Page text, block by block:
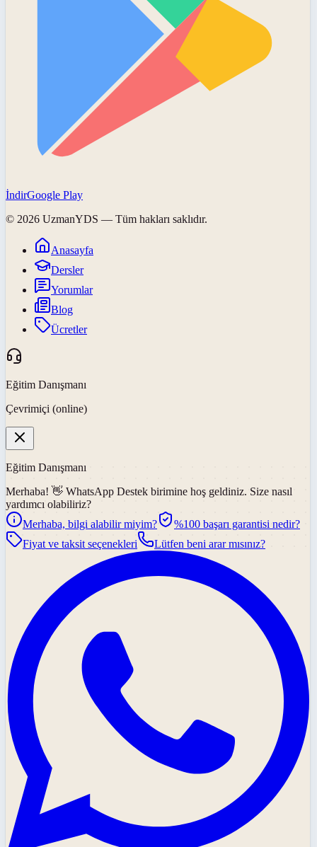
İndirGoogle Play
© 2026 UzmanYDS — Tüm hakları saklıdır.
Anasayfa
Dersler
Yorumlar
Blog
Ücretler
Eğitim Danışmanı
Çevrimiçi (online)
Eğitim Danışmanı
Merhaba! 👋 WhatsApp Destek birimine hoş geldiniz. Size nasıl
yardımcı olabiliriz?
Merhaba, bilgi alabilir miyim?
%100 başarı garantisi nedir?
Fiyat ve taksit seçenekleri
Lütfen beni arar mısınız?